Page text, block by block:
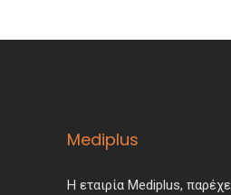
Mediplus
Η εταιρία Mediplus,